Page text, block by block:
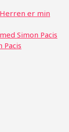
er min
Simon Pacis
Pacis